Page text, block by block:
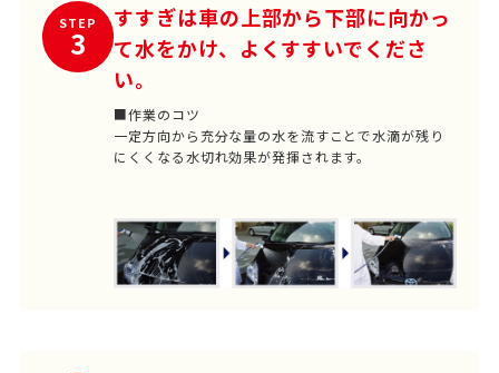
STEP
3
すすぎは車の上部から下部に向かっ
て水をかけ、よくすすいでくださ
い。
■作業のコツ
一定方向から充分な量の水を流すことで水滴が残り
にくくなる水切れ効果が発揮されます。